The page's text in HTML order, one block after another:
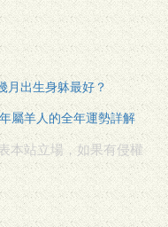
月出生身躰最好？
屬羊人的全年運勢詳解
本站立場，如果有侵權